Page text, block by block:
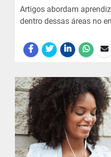
Artigos abordam
dentro dessas áreas no